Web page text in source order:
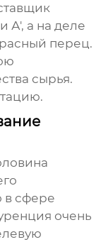
А', а на деле
перец.
сырья.
в сфере
очень